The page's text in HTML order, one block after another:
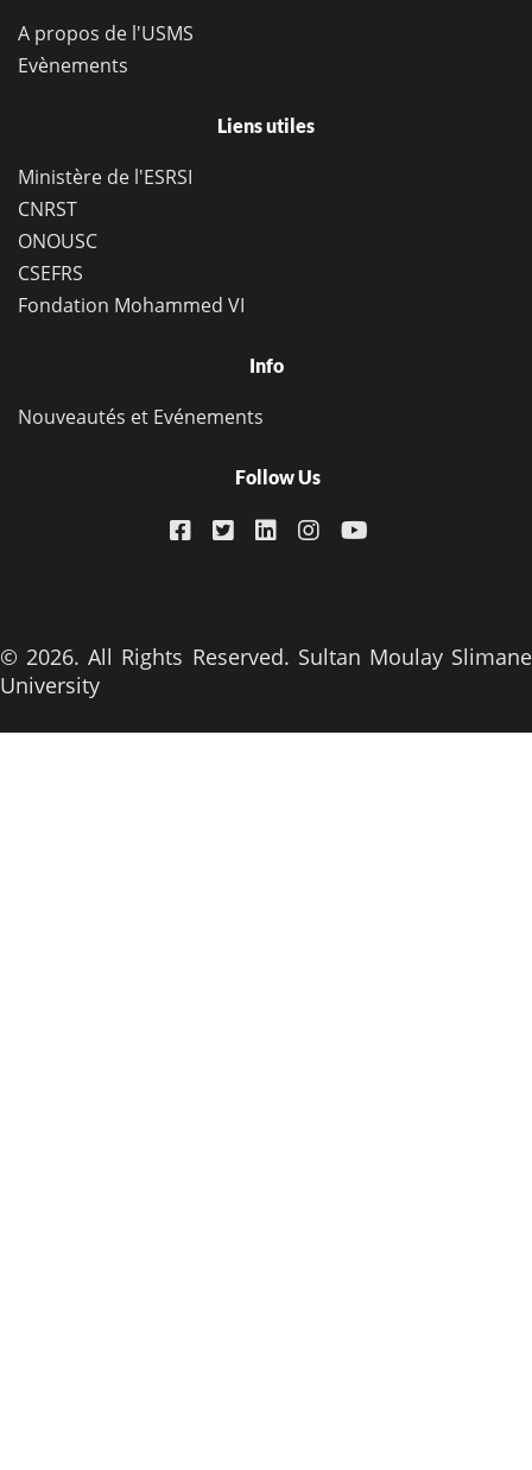
A propos de l'USMS
Evènements
Liens utiles
Ministère de l'ESRSI
CNRST
ONOUSC
CSEFRS
Fondation Mohammed VI
Info
Nouveautés et Evénements
Follow Us
© 2026. All Rights Reserved. Sultan Moulay Slimane
University